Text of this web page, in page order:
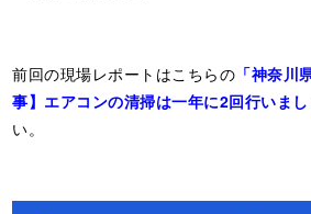
前回の現場レポートはこちらの 「神奈川
事】エアコンの清掃は一年に2回行いまし
い。